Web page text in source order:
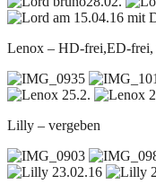
Lenox – HD-frei,ED-frei,
Lilly – vergeben